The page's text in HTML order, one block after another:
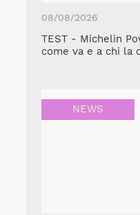
08/08/2026
TEST - Michelin
come va e a chi la
NEWS